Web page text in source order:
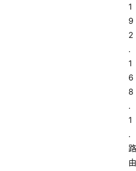
1
9
2
.
1
6
8
.
1
.
路
由